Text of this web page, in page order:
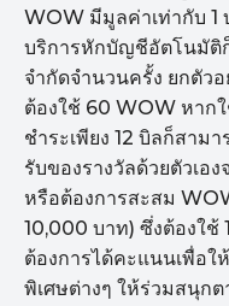
WOW มีมูลค่าเท่ากับ 1
บริการหักบัญชีอัตโนมัติ
จำกัดจำนวนครั้ง ยกตัว
ต้องใช้ 60 WOW หาก
ชำระเพียง 12 บิลก็สาม
รับของรางวัลด้วยตัวเอ
หรือต้องการสะสม
10,000 บาท) ซึ่งต้องใช้
ต้องการได้คะแนนเพื่อ
พิเศษต่างๆ ให้ร่วมสนุก